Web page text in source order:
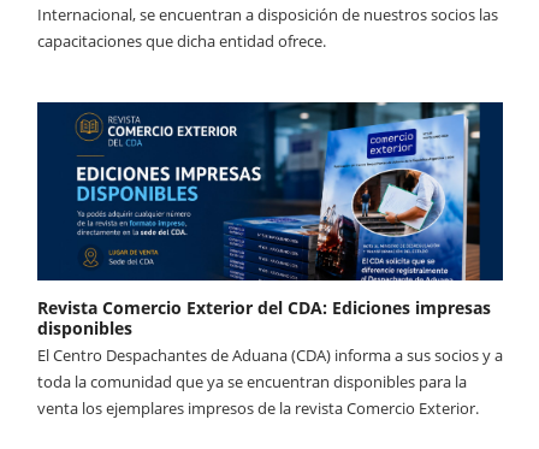
Internacional, se encuentran a disposición de nuestros socios las
capacitaciones que dicha entidad ofrece.
Revista Comercio Exterior del CDA: Ediciones impresas
disponibles
El Centro Despachantes de Aduana (CDA) informa a sus socios y a
toda la comunidad que ya se encuentran disponibles para la
venta los ejemplares impresos de la revista Comercio Exterior.